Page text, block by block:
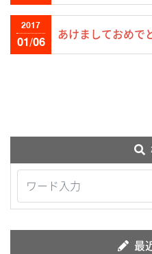
2017
01/06
あけましておめで
最